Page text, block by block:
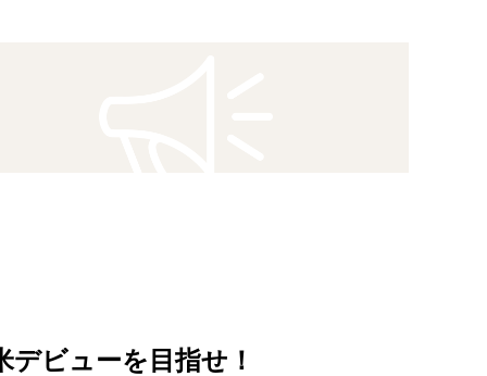
ビューを目指せ！